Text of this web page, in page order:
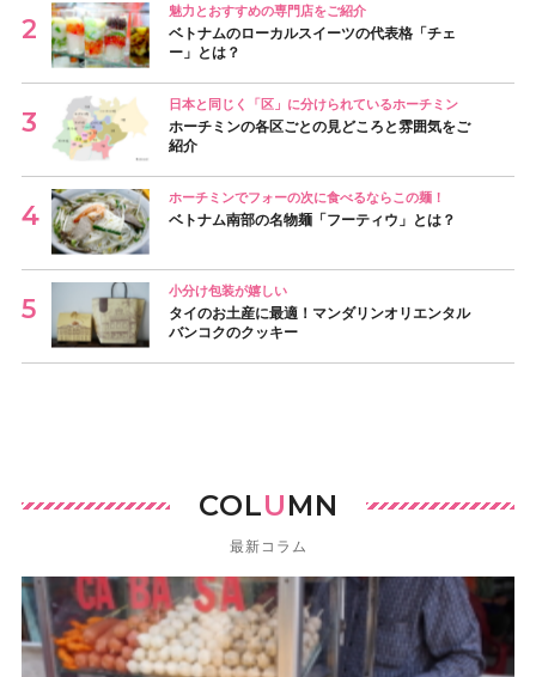
魅力とおすすめの専門店をご紹介
ベトナムのローカルスイーツの代表格「チェ
ー」とは？
日本と同じく「区」に分けられているホーチミン
ホーチミンの各区ごとの見どころと雰囲気をご
紹介
ホーチミンでフォーの次に食べるならこの麺！
ベトナム南部の名物麺「フーティウ」とは？
小分け包装が嬉しい
タイのお土産に最適！マンダリンオリエンタル
バンコクのクッキー
COLUMN
最新コラム